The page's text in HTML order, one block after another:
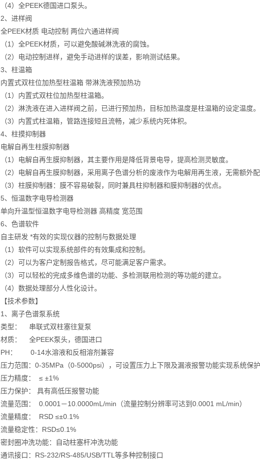
（4）全PEEK德国进口泵头。
2、进样阀
全PEEK材质 电动控制 两位六通进样阀
（1）全PEEK材质，可以避免酸碱淋洗液的腐蚀。
（2）电动控制进样，避免手动进样的误差，影响测试结果。
3、柱温箱
内置式双柱位加热型柱温箱 带淋洗液预加热功
（1）内置式双柱位加热型柱温箱。
（2）淋洗液在进入进样阀之前，已进行预加热，目标加热温度是柱温箱的设定温度。
（3）内置式柱温箱，管路连接短且流畅，减少系统内死体积。
4、柱摸抑制器
电解自再生柱膜抑制器
（1）电解自再生膜抑制器，其主要作用是降低背景电导，提高检测灵敏度。
（2）电解自再生膜抑制器，采用离子色谱分析的废液作为电解用再生液，无需额外配
（3）柱膜抑制器：膜不容易破裂，同时兼具柱抑制器和膜抑制器的优点。
5、恒温数字电导检测器
单向升温型恒温数字电导检测器 高精度 宽范围
6、色谱软件
自主研发 *有效的实现仪器的控制与数据处理
（1）软件可以实现系统部件的有效集成和控制。
（2）可以为客户定制报告格式，尽可能满足客户需求。
（3）可以轻松的完成多维色谱的功能、多检测联用检测的等功能的建立。
（4）数据处理部分人性化设计。
【技术参数】
1、离子色谱泵系统
类型： 串联式双柱塞往复泵
材质： 全PEEK泵头，德国进口
PH： 0-14水溶液和反相溶剂兼容
压力范围：0-35MPa（0-5000psi），可设置压力上下限及漏液报警功能实现系统保护
压力精度： ≤ ±1%
压力保护： 具有高低压报警功能
流量范围： 0.0001－10.0000mL/min（流量控制分辨率可达到0.0001 mL/min）
流量精度： RSD ≤±0.1%
流量稳定性：RSD≤0.1%
密封圈冲洗功能：自动柱塞杆冲洗功能
通讯接口：RS-232/RS-485/USB/TTL等多种控制接口